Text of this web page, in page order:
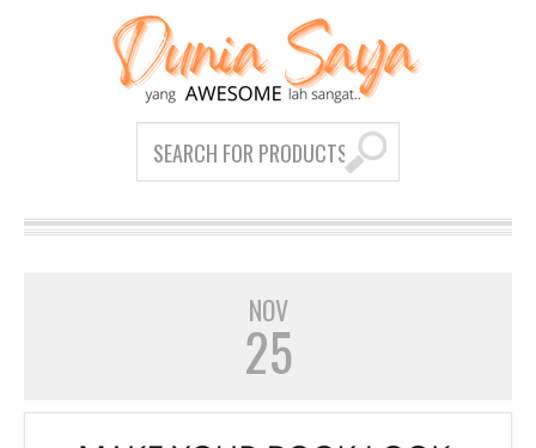
NOV
25